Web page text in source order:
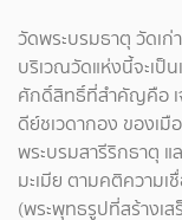
วัดพระบรมธาตุ วัดเ
บริเวณวัดแห่งนี้จะเป็
ศักดิ์สิทธิ์ที่สำคัญคือ เ
ดีย์ชเวดากอง ของเมื
พระบรมสารีริกธาตุ แ
มะเมีย ตามคติความเ
(พระพุทธรูปที่สร้างเ